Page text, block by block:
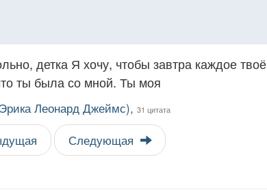
детка Я хочу, чтобы завтра каждое твоё
ты была со мной. Ты моя
Леонард Джеймс), 31 цитата
Следующая